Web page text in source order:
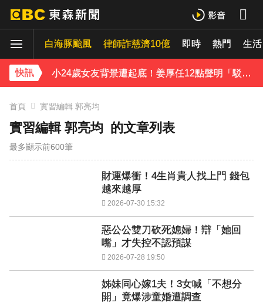
白海豚颱風 律師詐慈濟10億 即時 熱門 生活
快訊
下載東森App，隨時掌握天下大小事！
首頁 實習編輯 郭亮均
實習編輯 郭亮均 的文章列表
最多顯示前600筆
財運爆衝！4生肖貴人找上門 錢包
越來越厚
2026-07-30 15:32
惡公公雙刀砍死媳婦！辯「她回
嘴」才失控不認預謀
2026-07-28 19:50
姊妹同心嫁1夫！3女喊「不想分
開」竟爆涉童婚遭調查